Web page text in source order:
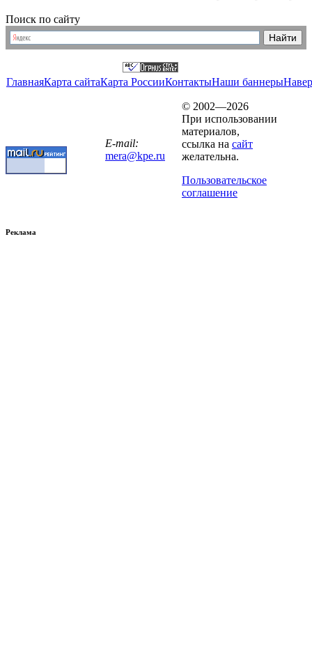
Поиск по сайту
ГлавнаяКарта сайтаКарта РоссииКонтактыНаши баннеры
E-mail:
mera@kpe.ru
© 2002—2026
При использовании
материалов,
ссылка на сайт
желательна.
Пользовательское
соглашение
Реклама